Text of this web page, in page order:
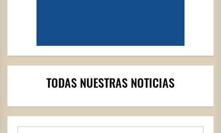
TODAS NUESTRAS NOTICIAS